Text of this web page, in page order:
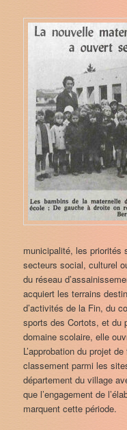
municipalité, les priorités
secteurs social, culturel
du réseau
acquiert les terrains
d’activités de la Fin, du
sports des Cortots, et du
domaine scolaire, elle
L’approbation du projet
classement parmi les
département du village
que l’engagement de
marquent cette période.